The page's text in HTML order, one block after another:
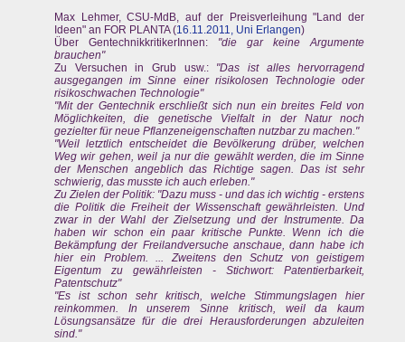
Max Lehmer, CSU-MdB, auf der Preisverleihung "Land der
Ideen" an FOR PLANTA (16.11.2011, Uni Erlangen)
Über GentechnikkritikerInnen: "die gar keine Argumente
brauchen"
Zu Versuchen in Grub usw.: "Das ist alles hervorragend
ausgegangen im Sinne einer risikolosen Technologie oder
risikoschwachen Technologie"
"Mit der Gentechnik erschließt sich nun ein breites Feld von
Möglichkeiten, die genetische Vielfalt in der Natur noch
gezielter für neue Pflanzeneigenschaften nutzbar zu machen."
"Weil letztlich entscheidet die Bevölkerung drüber, welchen
Weg wir gehen, weil ja nur die gewählt werden, die im Sinne
der Menschen angeblich das Richtige sagen. Das ist sehr
schwierig, das musste ich auch erleben."
Zu Zielen der Politik: "Dazu muss - und das ich wichtig - erstens
die Politik die Freiheit der Wissenschaft gewährleisten. Und
zwar in der Wahl der Zielsetzung und der Instrumente. Da
haben wir schon ein paar kritische Punkte. Wenn ich die
Bekämpfung der Freilandversuche anschaue, dann habe ich
hier ein Problem. ... Zweitens den Schutz von geistigem
Eigentum zu gewährleisten - Stichwort: Patentierbarkeit,
Patentschutz"
"Es ist schon sehr kritisch, welche Stimmungslagen hier
reinkommen. In unserem Sinne kritisch, weil da kaum
Lösungsansätze für die drei Herausforderungen abzuleiten
sind."